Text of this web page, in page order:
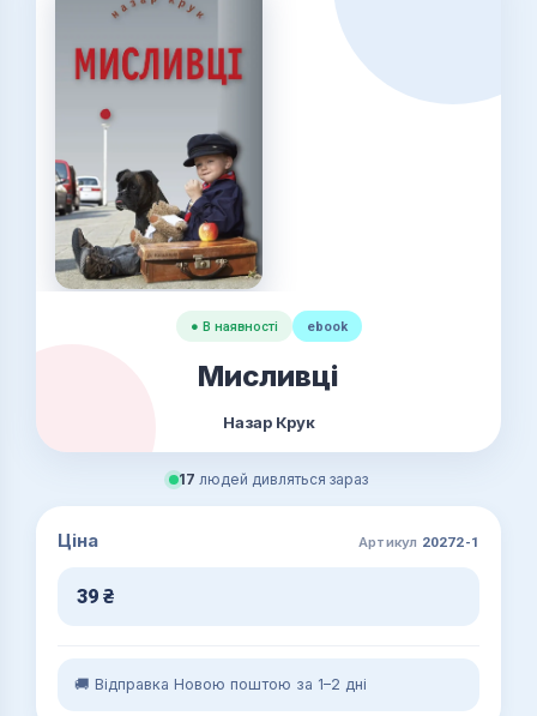
● В наявності ebook
Мисливці
Назар Крук
17 людей дивляться зараз
Ціна Артикул 20272-1
39 ₴
🚚 Відправка Новою поштою за 1–2 дні